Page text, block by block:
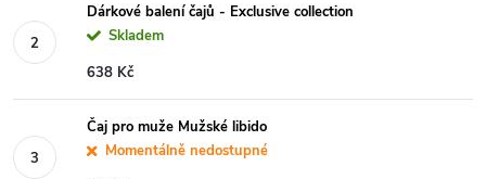
Dárkové balení čajů - Exclusive collection
Skladem
638 Kč
Čaj pro muže Mužské libido
Momentálně nedostupné